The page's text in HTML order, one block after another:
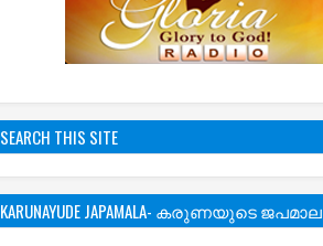
SEARCH THIS SITE
KARUNAYUDE JAPAMALA- കരുണയുടെ ജപമാല